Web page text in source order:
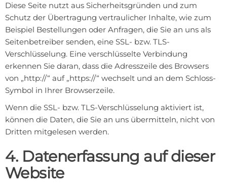
Diese Seite nutzt aus Sicherheitsgründen und zum
Schutz der Übertragung vertraulicher Inhalte, wie zum
Beispiel Bestellungen oder Anfragen, die Sie an uns als
Seitenbetreiber senden, eine SSL- bzw. TLS-
Verschlüsselung. Eine verschlüsselte Verbindung
erkennen Sie daran, dass die Adresszeile des Browsers
von „http://“ auf „https://“ wechselt und an dem Schloss-
Symbol in Ihrer Browserzeile.
Wenn die SSL- bzw. TLS-Verschlüsselung aktiviert ist,
können die Daten, die Sie an uns übermitteln, nicht von
Dritten mitgelesen werden.
4. Datenerfassung auf dieser
Website